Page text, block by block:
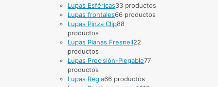
Lupas Esféricas33 productos
Lupas frontales66 productos
Lupas Pinza Clip88
productos
Lupas Planas Fresnell22
productos
Lupas Precisión-Plegable77
productos
Lupas Regla66 productos